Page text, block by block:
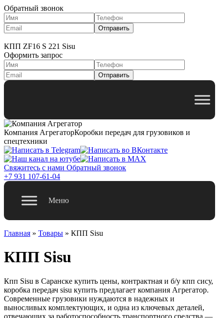
Обратный звонок
КПП ZF16 S 221 Sisu
Оформить запрос
Компания АгрегаторКоробки передач для грузовиков и
спецтехники
Свяжитесь с нами Обратный звонок
+7 931 107-61-04
Меню
Главная » Товары » КПП Sisu
КПП Sisu
Кпп Sisu в Саранске купить цены, контрактная и б/у кпп сису,
коробка передач sisu купить предлагает компания Агрегатор.
Современные грузовики нуждаются в надежных и
выносливых комплектующих, и одна из ключевых деталей,
отвечающих за работоспособность транспортного средства —